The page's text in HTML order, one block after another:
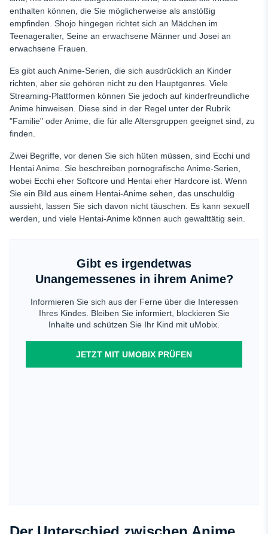
enthalten können, die Sie möglicherweise als anstößig
empfinden. Shojo hingegen richtet sich an Mädchen im
Teenageralter, Seine an erwachsene Männer und Josei an
erwachsene Frauen.
Es gibt auch Anime-Serien, die sich ausdrücklich an Kinder
richten, aber sie gehören nicht zu den Hauptgenres. Viele
Streaming-Plattformen können Sie jedoch auf kinderfreundliche
Anime hinweisen. Diese sind in der Regel unter der Rubrik
"Familie" oder Anime, die für alle Altersgruppen geeignet sind, zu
finden.
Zwei Begriffe, vor denen Sie sich hüten müssen, sind Ecchi und
Hentai Anime. Sie beschreiben pornografische Anime-Serien,
wobei Ecchi eher Softcore und Hentai eher Hardcore ist. Wenn
Sie ein Bild aus einem Hentai-Anime sehen, das unschuldig
aussieht, lassen Sie sich davon nicht täuschen. Es kann sexuell
werden, und viele Hentai-Anime können auch gewalttätig sein.
Gibt es irgendetwas
Unangemessenes in ihrem Anime?
Informieren Sie sich aus der Ferne über die Interessen
Ihres Kindes. Bleiben Sie informiert, blockieren Sie
Inhalte und schützen Sie Ihr Kind mit uMobix.
JETZT MIT UMOBIX PRÜFEN